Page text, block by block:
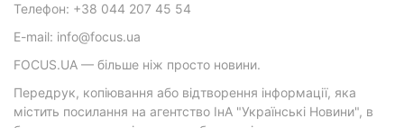
Телефон: +38 044 207 45 54
E-mail: info@focus.ua
FOCUS.UA — більше ніж просто новини.
Передрук, копіювання або відтворення інформації, яка
містить посилання на агентство ІнА "Українські Новини", в